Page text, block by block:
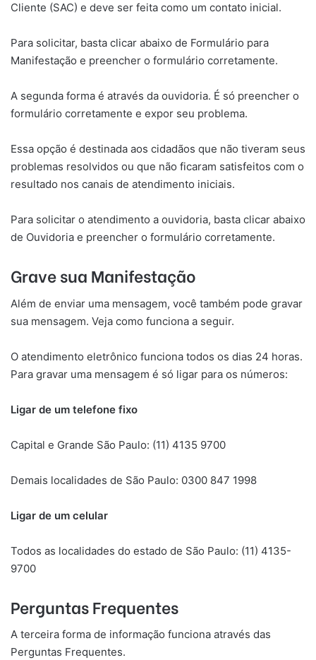
Cliente (SAC) e deve ser feita como um contato inicial.
Para solicitar, basta clicar abaixo de Formulário para
Manifestação e preencher o formulário corretamente.
A segunda forma é através da ouvidoria. É só preencher o
formulário corretamente e expor seu problema.
Essa opção é destinada aos cidadãos que não tiveram seus
problemas resolvidos ou que não ficaram satisfeitos com o
resultado nos canais de atendimento iniciais.
Para solicitar o atendimento a ouvidoria, basta clicar abaixo
de Ouvidoria e preencher o formulário corretamente.
Grave sua Manifestação
Além de enviar uma mensagem, você também pode gravar
sua mensagem. Veja como funciona a seguir.
O atendimento eletrônico funciona todos os dias 24 horas.
Para gravar uma mensagem é só ligar para os números:
Ligar de um telefone fixo
Capital e Grande São Paulo: (11) 4135 9700
Demais localidades de São Paulo: 0300 847 1998
Ligar de um celular
Todos as localidades do estado de São Paulo: (11) 4135-
9700
Perguntas Frequentes
A terceira forma de informação funciona através das
Perguntas Frequentes.